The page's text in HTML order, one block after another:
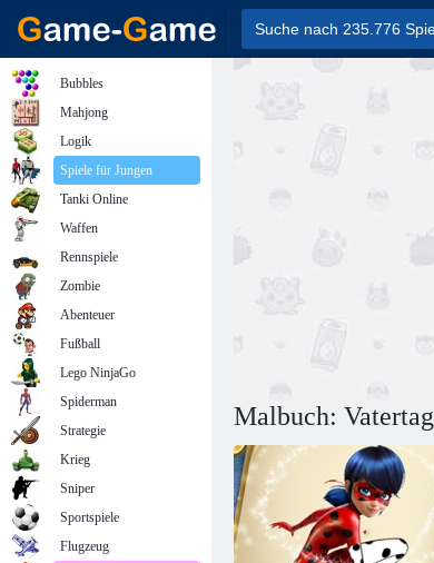
Malbuch: Vatertag
Bubbles
Mahjong
Logik
Spiele für Jungen
Tanki Online
Waffen
Rennspiele
Zombie
Abenteuer
Fußball
Lego NinjaGo
Spiderman
Strategie
Krieg
Sniper
Sportspiele
Flugzeug